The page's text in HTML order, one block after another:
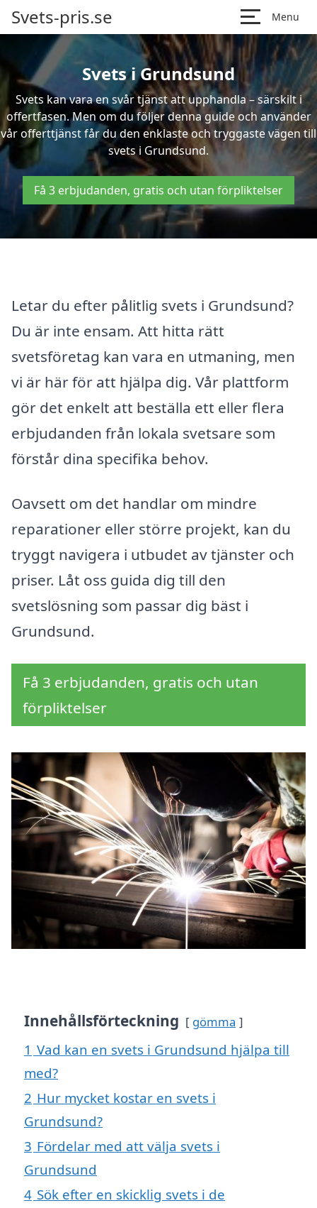
Svets-pris.se Menu
Svets i Grundsund
Svets kan vara en svår tjänst att upphandla – särskilt i
offertfasen. Men om du följer denna guide och använder
vår offerttjänst får du den enklaste och tryggaste vägen till
svets i Grundsund.
Få 3 erbjudanden, gratis och utan förpliktelser
Letar du efter pålitlig svets i Grundsund?
Du är inte ensam. Att hitta rätt
svetsföretag kan vara en utmaning, men
vi är här för att hjälpa dig. Vår plattform
gör det enkelt att beställa ett eller flera
erbjudanden från lokala svetsare som
förstår dina specifika behov.
Oavsett om det handlar om mindre
reparationer eller större projekt, kan du
tryggt navigera i utbudet av tjänster och
priser. Låt oss guida dig till den
svetslösning som passar dig bäst i
Grundsund.
Få 3 erbjudanden, gratis och utan
förpliktelser
Innehållsförteckning gömma
1 Vad kan en svets i Grundsund hjälpa till
med?
2 Hur mycket kostar en svets i
Grundsund?
3 Fördelar med att välja svets i
Grundsund
4 Sök efter en skicklig svets i de